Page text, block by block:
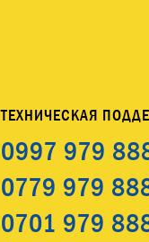
ТЕХНИЧЕСКАЯ
0997 979
0779 979
0701 979